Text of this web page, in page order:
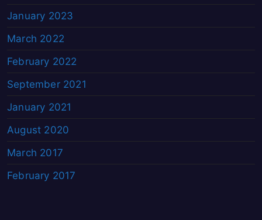
January 2023
March 2022
February 2022
September 2021
January 2021
August 2020
March 2017
February 2017